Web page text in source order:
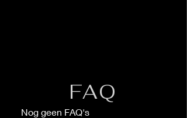
FAQ
Nog geen FAQ's